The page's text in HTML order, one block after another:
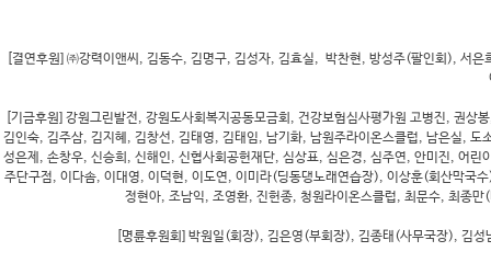
[결연후원] ㈜강력이앤씨, 김동수, 김명구, 김성자, 김효실, 박찬현, 방성주(팔인회), 서
[기금후원] 강원그린발전, 강원도사회복지공동모금회, 건강보험심사평가원 고병진, 권
김인숙, 김주삼, 김지혜, 김창선, 김태영, 김태임, 남기화, 남원주라이온스클럽, 남은실,
성은제, 손창우, 신승희, 신해인, 신협사회공헌재단, 심상표, 심은경, 심주연, 안미진, 어
주단구점, 이다솜, 이대영, 이덕현, 이도연, 이미라(딩동댕노래연습장), 이상훈(회산막
정현아, 조남익, 조영환, 진헌종, 청원라이온스클럽, 최문수, 최종
[명륜후원회] 박원일(회장), 김은영(부회장), 김종태(사무국장), 김